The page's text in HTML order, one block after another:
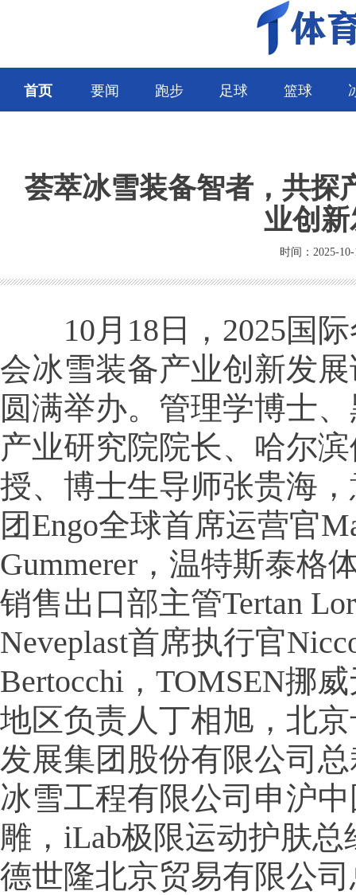
首页 要闻 跑步 足球 篮球
荟萃冰雪装备智者，共探
业创
时间：2025-10-
10月18日，2025国际
会冰雪装备产业创新发
圆满举办。管理学博士
产业研究院院长、哈尔
授、博士生导师张贵海
团Engo全球首席运营官
Gummerer，温特斯泰格
销售出口部主管Tertan
Neveplast首席执行官
Bertocchi，TOMSEN挪
地区负责人丁相旭，北
发展集团股份有限公司
冰雪工程有限公司申沪
雕，iLab极限运动护肤
德世隆北京贸易有限公